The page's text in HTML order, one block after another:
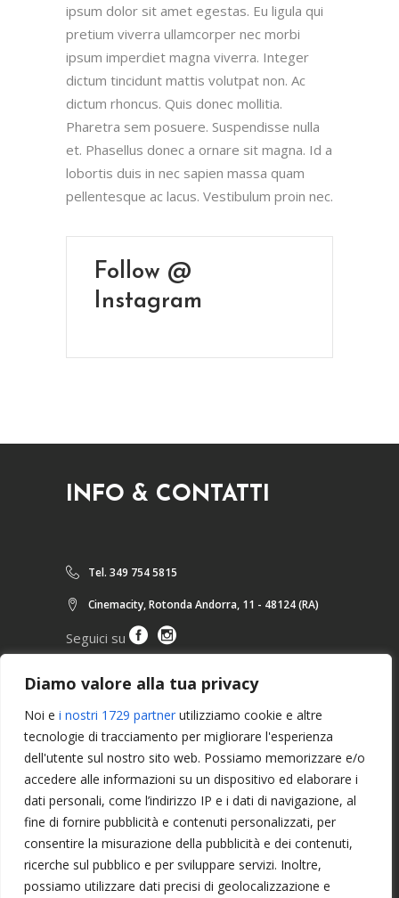
Diamo valore alla tua privacy
Noi e i nostri 1729 partner utilizziamo cookie e altre
tecnologie di tracciamento per migliorare l'esperienza
dell'utente sul nostro sito web. Possiamo memorizzare e/o
accedere alle informazioni su un dispositivo ed elaborare i
dati personali, come l’indirizzo IP e i dati di navigazione, al
fine di fornire pubblicità e contenuti personalizzati, per
consentire la misurazione della pubblicità e dei contenuti,
ricerche sul pubblico e per sviluppare servizi. Inoltre,
possiamo utilizzare dati precisi di geolocalizzazione e
ipsum dolor sit amet egestas. Eu ligula qui
pretium viverra ullamcorper nec morbi
ipsum imperdiet magna viverra. Integer
dictum tincidunt mattis volutpat non. Ac
dictum rhoncus. Quis donec mollitia.
Pharetra sem posuere. Suspendisse nulla
et. Phasellus donec a ornare sit magna. Id a
lobortis duis in nec sapien massa quam
pellentesque ac lacus. Vestibulum proin nec.
Follow @
Instagram
INFO & CONTATTI
Tel. 349 754 5815
Cinemacity, Rotonda Andorra, 11 - 48124 (RA)
Seguici su
ARTICOLI RECENTI
Seminario Tecnico “Sweating
Refree Seminar” con Jean-Pierre
Labru Sensei – 7 dan Kyoshi
Seminario Tecnico con Jean-Pierre
Labru Sensei – 7 dan Kyoshi